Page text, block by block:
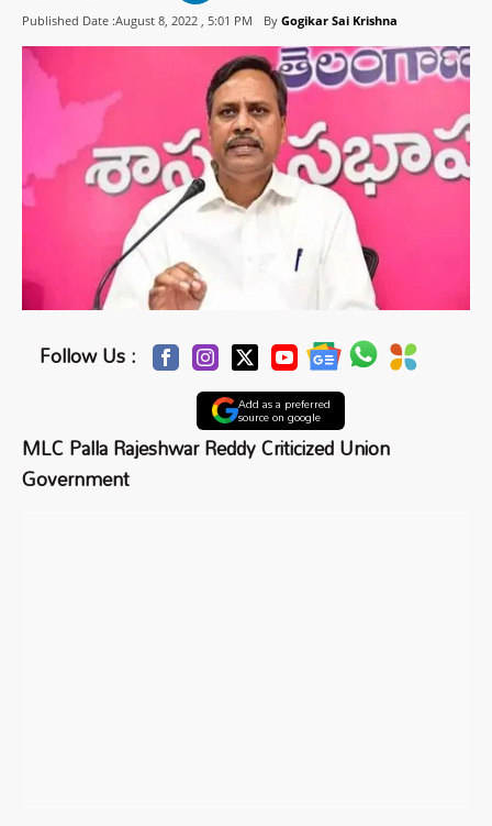
Published Date :August 8, 2022 , 5:01 PM By Gogikar Sai Krishna
Follow Us :
Add as a preferred
source on google
MLC Palla Rajeshwar Reddy Criticized Union
Government